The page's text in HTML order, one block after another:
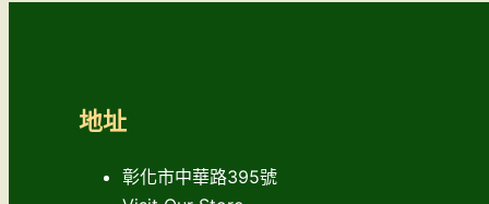
地址
彰化市中華路395號